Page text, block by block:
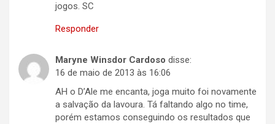
jogos. SC
Responder
Maryne Winsdor Cardoso disse:
16 de maio de 2013 às 16:06
AH o D’Ale me encanta, joga muito foi novamente
a salvação da lavoura. Tá faltando algo no time,
porém estamos conseguindo os resultados que